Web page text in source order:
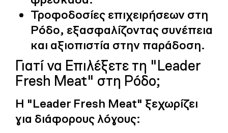
Τροφοδοσίες επιχειρήσεων στη
Ρόδο, εξασφαλίζοντας συνέπεια
και αξιοπιστία στην παράδοση.
Γιατί να Επιλέξετε τη "Leader
Fresh Meat" στη Ρόδο;
Η "Leader Fresh Meat" ξεχωρίζει
για διάφορους λόγους: